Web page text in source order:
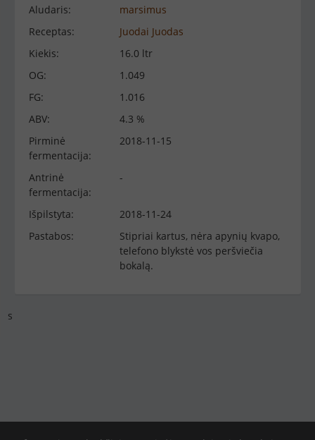
Aludaris:
marsimus
Receptas:
Juodai Juodas
Kiekis:
16.0 ltr
OG:
1.049
FG:
1.016
ABV:
4.3 %
Pirminė
fermentacija:
2018-11-15
Antrinė
fermentacija:
-
Išpilstyta:
2018-11-24
Pastabos:
Stipriai kartus, nėra apynių kvapo,
telefono blykstė vos peršviečia
bokalą.
s